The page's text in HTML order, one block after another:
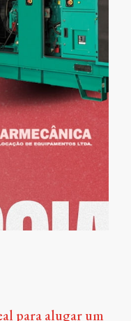
para alugar um